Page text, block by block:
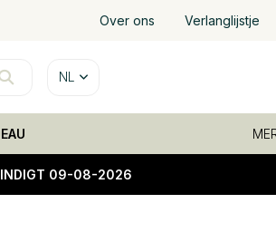
Over ons Verlanglijstje
NL
09-08-2026